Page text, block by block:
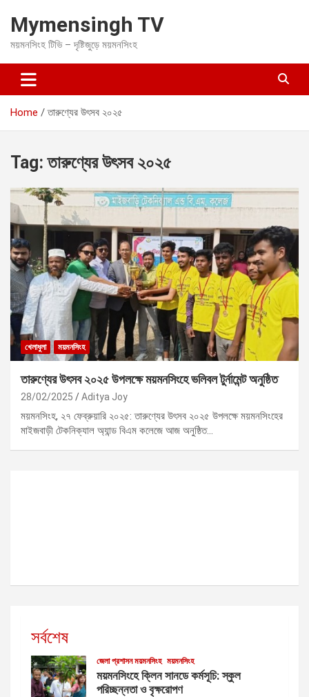
t
c
Mymensingh TV
ময়মনসিংহ টিভি – দৃষ্টিজুড়ে ময়মনসিংহ
Home তারুণ্যের উৎসব ২০২৫
Tag:তারুণ্যের উৎসব ২০২৫
খেলাধুলা ময়মনসিংহ
তারুণ্যের উৎসব ২০২৫ উপলক্ষে ময়মনসিংহে ভলিবল টুর্নামেন্ট অনুষ্ঠিত
28/02/2025 Aditya Joy
ময়মনসিংহ, ২৭ ফেব্রুয়ারি ২০২৫: তারুণ্যের উৎসব ২০২৫ উপলক্ষে ময়মনসিংহের
মাইজবাড়ী টেকনিক্যাল অ্যান্ড বিএম কলেজে আজ অনুষ্ঠিত…
সর্বশেষ
জেলা প্রশাসন ময়মনসিংহ ময়মনসিংহ
ময়মনসিংহে ক্লিন সানডে কর্মসূচি: স্কুল
পরিচ্ছন্নতা ও বৃক্ষরোপণ